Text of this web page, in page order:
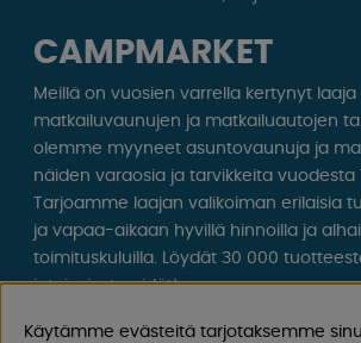
CAMPMARKET
Meillä on vuosien varrella kertynyt laaja
matkailuvaunujen ja matkailuautojen
olemme myyneet asuntovaunuja ja
näiden varaosia ja tarvikkeita vuodesta
Tarjoamme laajan valikoiman erilaisia
ja vapaa-aikaan hyvillä hinnoilla ja
toimituskuluilla. Löydät 30 000
jotain, josta pidät!
Käytämme evästeitä tarjotaksemme